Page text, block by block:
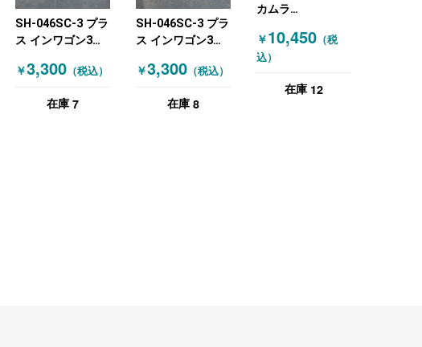
SH-046SC-3 プラ
ス インワゴン3段
ーン
￥3,300（税込）
在庫 7
SH-046SC-3 プラ
ス インワゴン3段
ンジ
￥3,300（税込）
在庫 8
カムラ
ワゴン3段 ホワイ
ト
￥10,450（税
込）
在庫 12